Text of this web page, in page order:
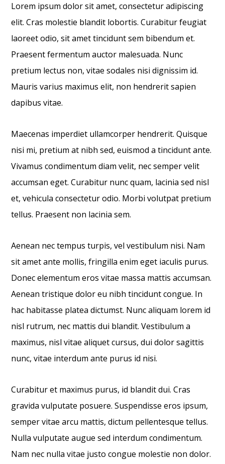
Lorem ipsum dolor sit amet, consectetur adipiscing
elit. Cras molestie blandit lobortis. Curabitur feugiat
laoreet odio, sit amet tincidunt sem bibendum et.
Praesent fermentum auctor malesuada. Nunc
pretium lectus non, vitae sodales nisi dignissim id.
Mauris varius maximus elit, non hendrerit sapien
dapibus vitae.
Maecenas imperdiet ullamcorper hendrerit. Quisque
nisi mi, pretium at nibh sed, euismod a tincidunt ante.
Vivamus condimentum diam velit, nec semper velit
accumsan eget. Curabitur nunc quam, lacinia sed nisl
et, vehicula consectetur odio. Morbi volutpat pretium
tellus. Praesent non lacinia sem.
Aenean nec tempus turpis, vel vestibulum nisi. Nam
sit amet ante mollis, fringilla enim eget iaculis purus.
Donec elementum eros vitae massa mattis accumsan.
Aenean tristique dolor eu nibh tincidunt congue. In
hac habitasse platea dictumst. Nunc aliquam lorem id
nisl rutrum, nec mattis dui blandit. Vestibulum a
maximus, nisl vitae aliquet cursus, dui dolor sagittis
nunc, vitae interdum ante purus id nisi.
Curabitur et maximus purus, id blandit dui. Cras
gravida vulputate posuere. Suspendisse eros ipsum,
semper vitae arcu mattis, dictum pellentesque tellus.
Nulla vulputate augue sed interdum condimentum.
Nam nec nulla vitae justo congue molestie non dolor.